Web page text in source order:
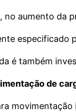
no aumento da
especificado
é também
de